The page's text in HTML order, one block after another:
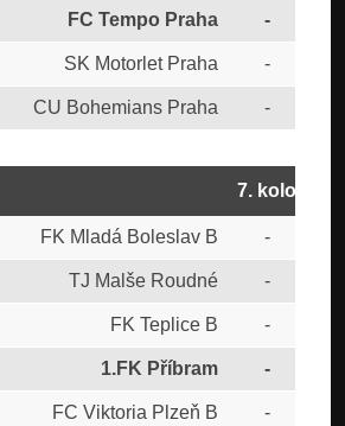
FC Tempo Praha -
SK Motorlet Praha -
CU Bohemians Praha -
7. kolo
FK Mladá Boleslav B -
TJ Malše Roudné -
FK Teplice B -
1.FK Příbram -
FC Viktoria Plzeň B -